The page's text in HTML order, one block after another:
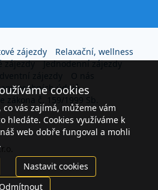
zájezdy
Relaxační, wellness
zájezdy
Jednodenní zájezdy
osobních údajů
zákona č. 159/1999 Sb.
cookies
vás zajímá, můžeme vám
hledáte. Cookies využíváme k
web dobře fungoval a mohli
Nastavit cookies
Odmítnout